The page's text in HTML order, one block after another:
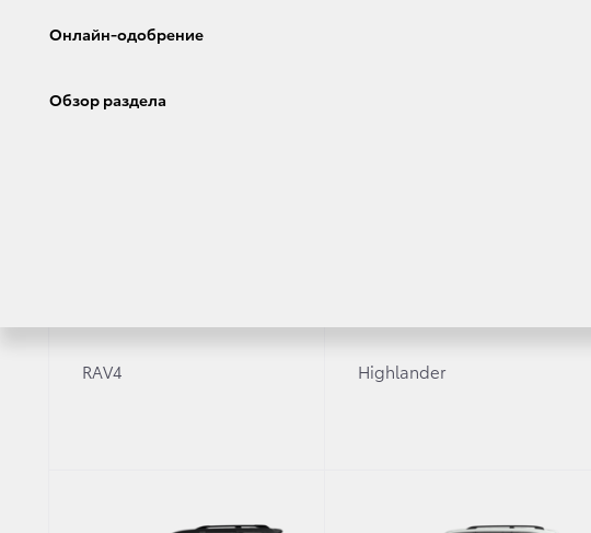
RAV4 Highlander
Онлайн-одобрение
Обзор раздела
РЕЖИМ РАБОТЫ В
23 декабря 2019 г.